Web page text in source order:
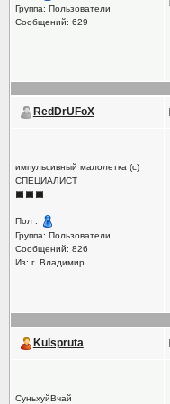
Группа: Пользователи
Сообщений: 629
RedDrUFoX
импульсивный малолетка (с)
СПЕЦИАЛИСТ
Пол :
Группа: Пользователи
Сообщений: 826
Из: г. Владимир
Kulspruta
СуньхуйВчай